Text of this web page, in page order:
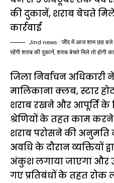
Jind news : जींद में आज शाम छह
रहेंगी शराब की दुकानें, शराब बेचते मिले तो होगी
जिला निर्वाचन अधिकारी
मालिकाना क्लब, स्टार
शराब रखने और आपूर्ति के
श्रेणियों के तहत काम करने
शराब परोसने की अनुमति
अवधि के दौरान व्यक्तियों
अंकुश लगाया जाएगा और
गए प्रतिबंधों के तहत रोक